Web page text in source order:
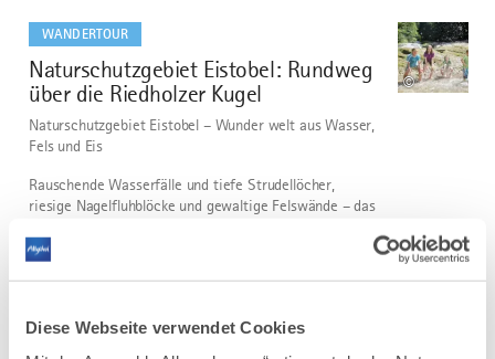
Diese Webseite verwendet Cookies
WANDERTOUR
3
Naturschutzgebiet Eistobel: Rundweg
über die Riedholzer Kugel
©
Naturschutzgebiet Eistobel – Wunder welt aus Wasser,
Fels und Eis
Rauschende Wasserfälle und tiefe Strudellöcher,
riesige Nagelfluhblöcke und gewaltige Felswände – das
Eistobel ist zu jeder Jahreszeit ein lohnendes...
dazu